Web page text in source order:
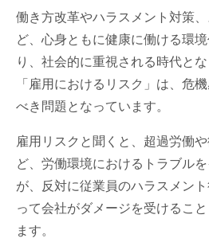
働き方改革やハラスメント対策
ど、心身ともに健康に働ける環
り、社会的に重視される時代と
「雇用におけるリスク」は、危
べき問題となっています。
雇用リスクと聞くと、超過労働
ど、労働環境におけるトラブル
が、反対に従業員のハラスメン
って会社がダメージを受けるこ
ます。